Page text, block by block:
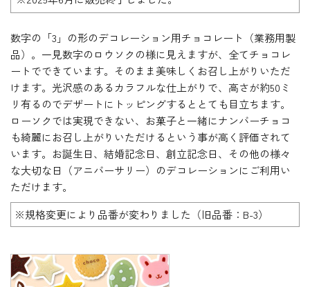
数字の「3」の形のデコレーション用チョコレート（業務用製
品）。一見数字のロウソクの様に見えますが、全てチョコレ
ートでできています。そのまま美味しくお召し上がりいただ
けます。光沢感のあるカラフルな仕上がりで、高さが約50ミ
リ有るのでデザートにトッピングするととても目立ちます。
ローソクでは実現できない、お菓子と一緒にナンバーチョコ
も綺麗にお召し上がりいただけるという事が高く評価されて
います。お誕生日、結婚記念日、創立記念日、その他の様々
な大切な日（アニバーサリー）のデコレーションにご利用い
ただけます。
※規格変更により品番が変わりました（旧品番：B-3）